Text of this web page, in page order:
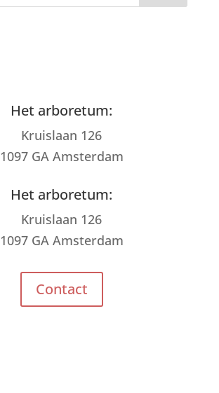
Het arboretum:
Kruislaan 126
1097 GA Amsterdam
Het arboretum:
Kruislaan 126
1097 GA Amsterdam
Contact